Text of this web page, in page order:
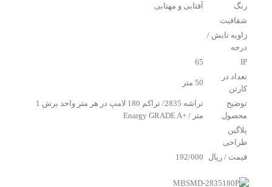
رنگ
آفتابی و مهتابی
شفافیت
زاویه تابش /
درجه
IP
65
تعداد در
کارتن
50 متر
توضیح
محصول
تراشه 2835/ تراکم 180 لامپ در هر متر واحد برش 1
متر / +Enargy GRADE A
پلاگین
طراحی
قیمت / ریال
192/000